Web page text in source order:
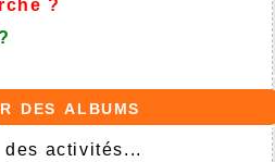
?
des albums
activités...